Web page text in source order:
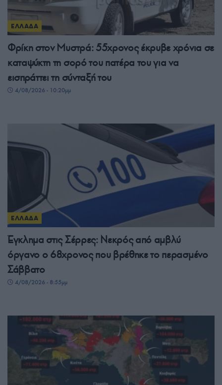
ΕΛΛΑΔΑ
Φρίκη στον Μυστρά: 55χρονος έκρυβε χρόνια σε
καταψύκτη τη σορό του πατέρα του για να
εισπράττει τη σύνταξή του
4/08/2026 - 10:20μμ
ΕΛΛΑΔΑ
Έγκλημα στις Σέρρες: Νεκρός από αμβλύ
όργανο ο 68χρονος που βρέθηκε το περασμένο
Σάββατο
4/08/2026 - 8:55μμ